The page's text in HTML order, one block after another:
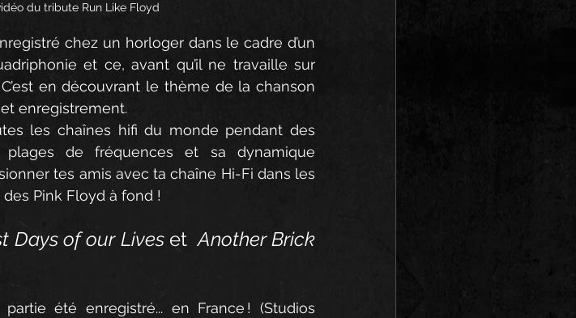
du tribute Run Like Floyd
chez un horloger dans le cadre d’un
et ce, avant qu’il ne travaille sur
C’est en découvrant le thème de la chanson
enregistrement.
les chaînes hifi du monde pendant des
de fréquences et sa dynamique
tes amis avec ta chaîne Hi-Fi dans les
des Pink Floyd à fond !
Days of our Lives et Another Brick
été enregistré... en France ! (Studios